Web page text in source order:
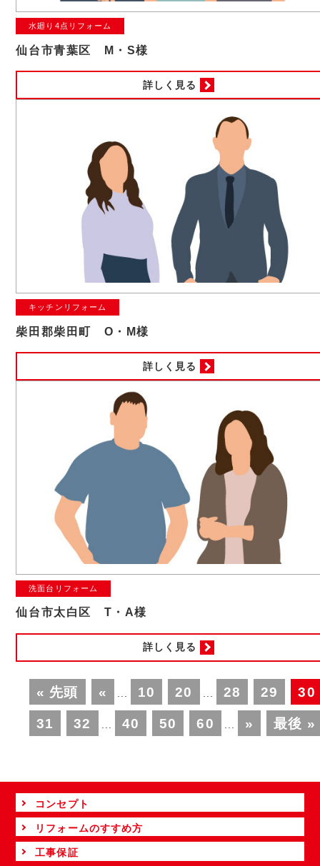
水廻り4点リフォーム
仙台市青葉区 M・S様
詳しく見る
キッチンリフォーム
柴田郡柴田町 O・M様
詳しく見る
洗面台リフォーム
仙台市太白区 T・A様
詳しく見る
« 先頭 « 10 20 28 29 30
31 32 40 50 60 » 最後 »
コンセプト
リフォームのすすめ方
工事保証